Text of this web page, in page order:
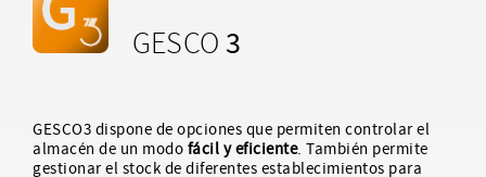
GESCO 3
GESCO3 dispone de opciones que permiten controlar el
almacén de un modo fácil y eficiente. También permite
gestionar el stock de diferentes establecimientos para